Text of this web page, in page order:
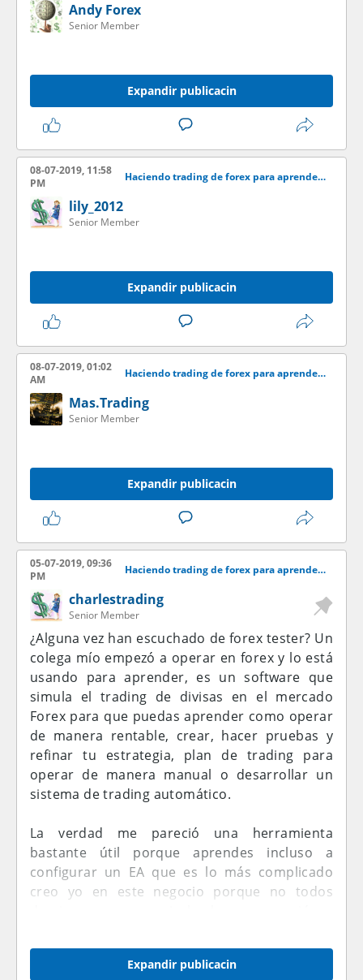
Andy Forex
Senior Member
Expandir publicacin
08-07-2019, 11:58
PM
Haciendo trading de forex para aprender desde casa
lily_2012
Senior Member
Expandir publicacin
08-07-2019, 01:02
AM
Haciendo trading de forex para aprender desde casa
Mas.Trading
Senior Member
Expandir publicacin
05-07-2019, 09:36
PM
Haciendo trading de forex para aprender desde casa
charlestrading
Senior Member
¿Alguna vez han escuchado de forex tester? Un
colega mío empezó a operar en forex y lo está
usando para aprender, es un software que
simula el trading de divisas en el mercado
Forex para que puedas aprender como operar
de manera rentable, crear, hacer pruebas y
refinar tu estrategia, plan de trading para
operar de manera manual o desarrollar un
sistema de trading automático.
La verdad me pareció una herramienta
bastante útil porque aprendes incluso a
configurar un EA que es lo más complicado
creo yo en este negocio porque no todos
pierden nada con probarlo al menos para
poner sus estrategias a prueba por lo que leí
Expandir publicacin